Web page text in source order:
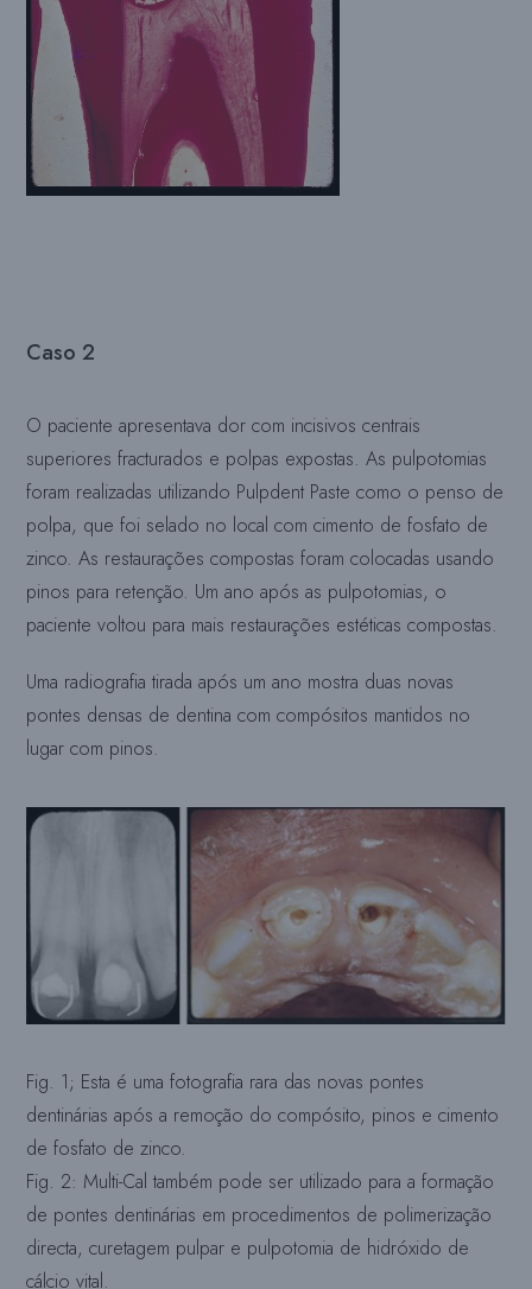
Caso 2
O paciente apresentava dor com incisivos centrais
superiores fracturados e polpas expostas. As pulpotomias
foram realizadas utilizando Pulpdent Paste como o penso de
polpa, que foi selado no local com cimento de fosfato de
zinco. As restaurações compostas foram colocadas usando
pinos para retenção. Um ano após as pulpotomias, o
paciente voltou para mais restaurações estéticas compostas.
Uma radiografia tirada após um ano mostra duas novas
pontes densas de dentina com compósitos mantidos no
lugar com pinos.
Fig. 1; Esta é uma fotografia rara das novas pontes
dentinárias após a remoção do compósito, pinos e cimento
de fosfato de zinco.
Fig. 2: Multi-Cal também pode ser utilizado para a formação
de pontes dentinárias em procedimentos de polimerização
directa, curetagem pulpar e pulpotomia de hidróxido de
cálcio vital.